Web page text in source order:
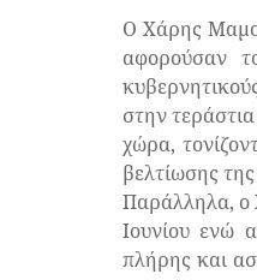
Ο Χάρης
αφορούσαν
στην
χώρα,
βελτίωσης
Παράλληλα, ο
Ιουνίου ενώ
πλήρης και